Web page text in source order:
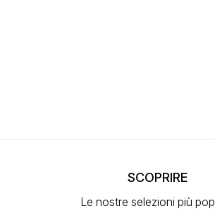
SCOPRIRE
Le nostre selezioni più